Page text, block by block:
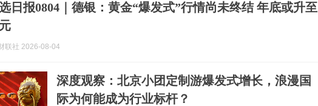
日报0804｜德银：黄金“爆发式”行情尚未终结 年底或升至
联社 2026-08-04
深度观察：北京小团定制游爆发式增长，浪漫国
际为何能成为行业标杆？